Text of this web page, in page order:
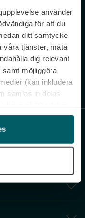
använder
för att du
ditt samtycke
våra tjänster, mäta
dig relevant
samt möjliggöra
(kan inkludera
samlas in delas
cookies medan du
av
när som helst.
. Avprenumerera